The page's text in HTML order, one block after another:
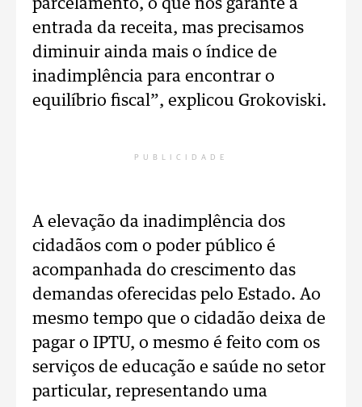
parcelamento, o que nos garante a
entrada da receita, mas precisamos
diminuir ainda mais o índice de
inadimplência para encontrar o
equilíbrio fiscal”, explicou Grokoviski.
PUBLICIDADE
A elevação da inadimplência dos
cidadãos com o poder público é
acompanhada do crescimento das
demandas oferecidas pelo Estado. Ao
mesmo tempo que o cidadão deixa de
pagar o IPTU, o mesmo é feito com os
serviços de educação e saúde no setor
particular, representando uma